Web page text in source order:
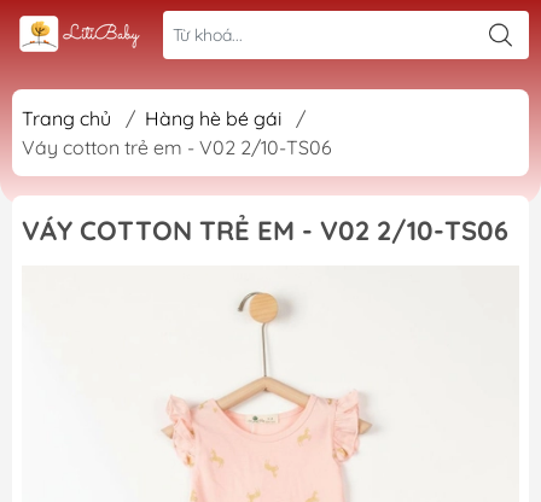
Trang chủ / Hàng hè bé gái
/
Váy cotton trẻ em - V02 2/10-TS06
VÁY COTTON TRẺ EM - V02 2/10-TS06